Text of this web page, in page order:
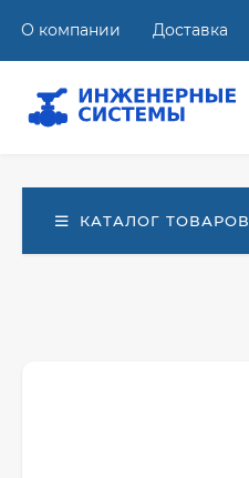
О компании Доставка
КАТАЛОГ ТОВАРОВ